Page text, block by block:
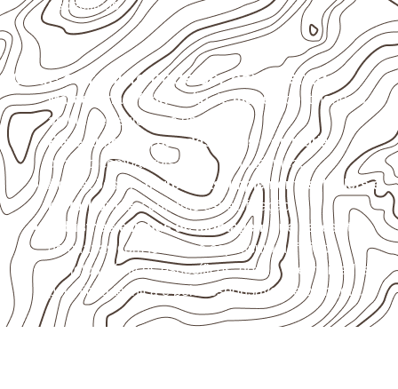
específicos.
Onde o produto pode ser considerado
Marcenaria e fabricação de móveis
destinados a
ambientes sujeitos à umidade.
Revestimentos, paredes, pisos e divisórias,
quando compatíveis com a ficha técnica.
Aplicações emcarrocerias, implementos, trailers e
motorhomes, conforme especificação.
Indústrias e linhas de montagem que necessitam
de chapas com formato e espessura definidos.
Projetos náuticos específicos, desde que validados
pela ficha técnica e pelo responsável pelo projeto.